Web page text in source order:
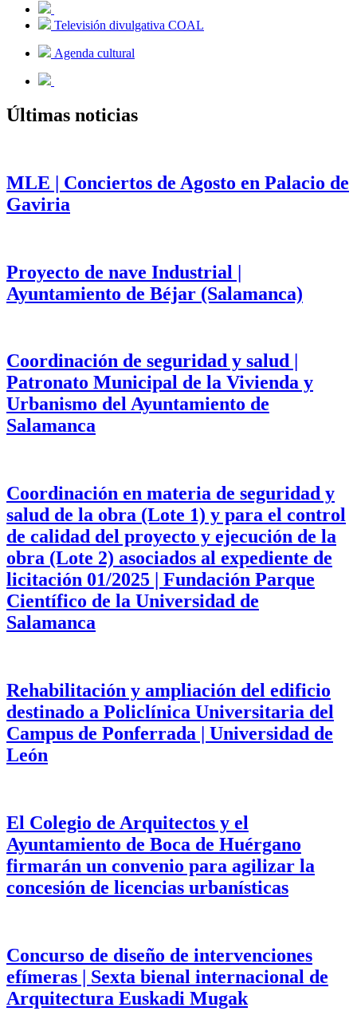
Televisión divulgativa COAL
Agenda cultural
Últimas noticias
MLE | Conciertos de Agosto en Palacio de
Gaviria
Proyecto de nave Industrial |
Ayuntamiento de Béjar (Salamanca)
Coordinación de seguridad y salud |
Patronato Municipal de la Vivienda y
Urbanismo del Ayuntamiento de
Salamanca
Coordinación en materia de seguridad y
salud de la obra (Lote 1) y para el control
de calidad del proyecto y ejecución de la
obra (Lote 2) asociados al expediente de
licitación 01/2025 | Fundación Parque
Científico de la Universidad de
Salamanca
Rehabilitación y ampliación del edificio
destinado a Policlínica Universitaria del
Campus de Ponferrada | Universidad de
León
El Colegio de Arquitectos y el
Ayuntamiento de Boca de Huérgano
firmarán un convenio para agilizar la
concesión de licencias urbanísticas
Concurso de diseño de intervenciones
efímeras | Sexta bienal internacional de
Arquitectura Euskadi Mugak